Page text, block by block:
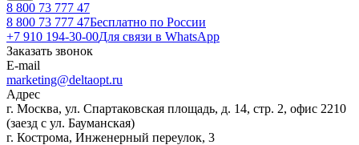
8 800 73 777 47
8 800 73 777 47Бесплатно по России
+7 910 194-30-00Для связи в WhatsApp
Заказать звонок
E-mail
marketing@deltaopt.ru
Адрес
г. Москва, ул. Спартаковская площадь, д. 14, стр. 2, офис 2210
(заезд с ул. Бауманская)
г. Кострома, Инженерный переулок, 3